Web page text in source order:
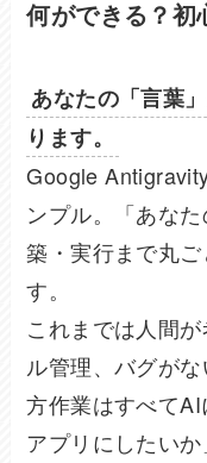
何ができる？初
あなたの「言葉
ります。
Google
ンプル。「あな
築・実行まで丸
す。
これまでは人間
ル管理、バグが
方作業はすべて
アプリにしたいか